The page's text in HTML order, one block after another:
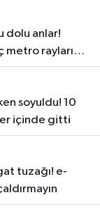
raylarına
içinde gitti